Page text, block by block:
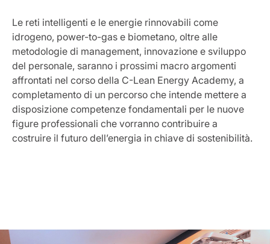
Le reti intelligenti e le energie rinnovabili come
idrogeno, power-to-gas e biometano, oltre alle
metodologie di management, innovazione e sviluppo
del personale, saranno i prossimi macro argomenti
affrontati nel corso della C-Lean Energy Academy, a
completamento di un percorso che intende mettere a
disposizione competenze fondamentali per le nuove
figure professionali che vorranno contribuire a
costruire il futuro dell’energia in chiave di sostenibilità.